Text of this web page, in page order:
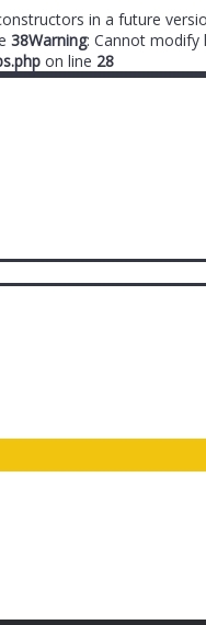
in a future
38Warning: Cannot modify
on line 28